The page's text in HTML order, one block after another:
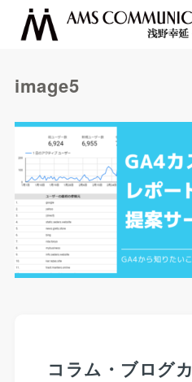
image5
コラム・ブログ